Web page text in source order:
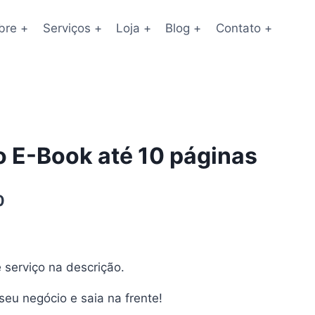
+ Serviços + Loja + Blog + Contato +
E-Book até 10 páginas
O
é:
R$249,00.
na descrição.
negócio e saia na frente!